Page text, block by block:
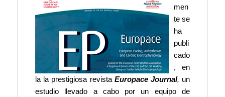
men
te se
ha
publi
cado
, en
la la prestigiosa revista Europace Journal, un
estudio llevado a cabo por un equipo de